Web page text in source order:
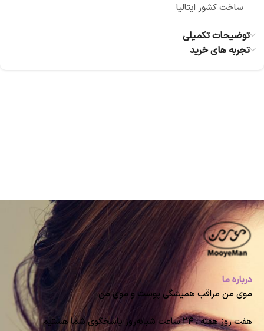
ساخت کشور ایتالیا
توضیحات تکمیلی
تجربه های خرید
درباره ما
موی من مراقب همیشگی پوست و موی من
هفت روز هفته ، ۲۴ ساعت شبانه‌روز پاسخگوی شما هستیم